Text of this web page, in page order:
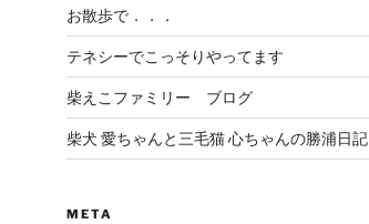
お散歩で．．．
テネシーでこっそりやってます
柴えこファミリー ブログ
柴犬 愛ちゃんと三毛猫 心ちゃんの勝浦日記
META